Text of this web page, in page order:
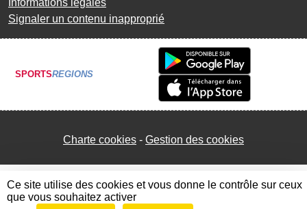
Signaler un contenu inapproprié
SPORTSREGIONS
Charte cookies Gestion des cookies
Ce site utilise des cookies et vous donne le contrôle sur ceux
que vous souhaitez activer